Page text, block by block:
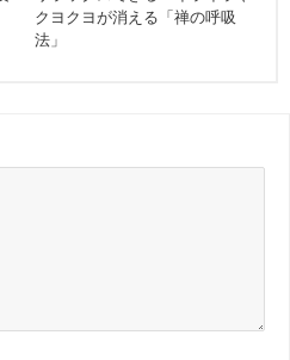
クヨクヨが消える「禅の呼吸
法」